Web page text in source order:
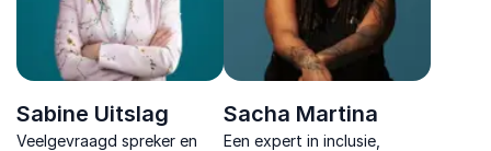
Sabine Uitslag
Veelgevraagd spreker en
Sacha Martina
Een expert in inclusie,